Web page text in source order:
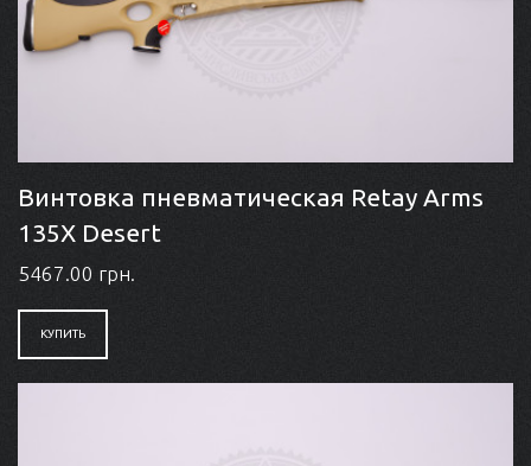
Винтовка пневматическая Retay Arms
135X Desert
5467.00 грн.
КУПИТЬ